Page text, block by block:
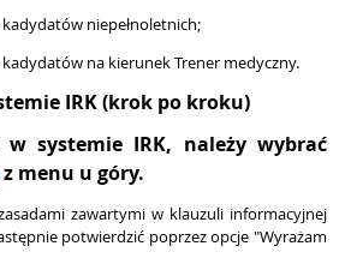
niepełnoletnich;
na kierunek Trener medyczny.
IRK (krok po kroku)
w systemie IRK, należy wybrać
z menu u góry.
zawartymi w klauzuli informacyjnej
potwierdzić poprzez opcje "Wyrażam